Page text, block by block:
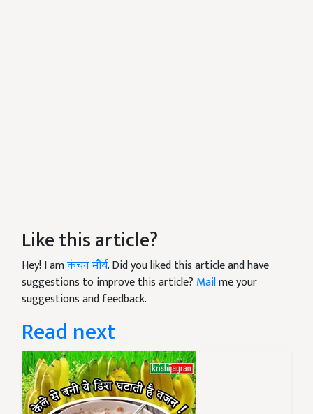
Like this article?
Hey! I amकंचन मौर्य. Did you liked this article and have
suggestions to improve this article? Mailme your
suggestions and feedback.
Read next